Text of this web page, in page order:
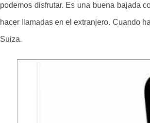
podemos disfrutar. Es una buena bajada
hacer llamadas en el extranjero. Cuando
Suiza.